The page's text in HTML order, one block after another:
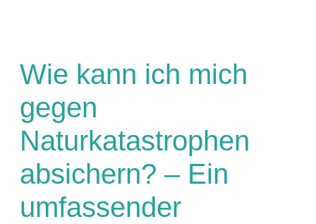
Wie kann ich mich
gegen
Naturkatastrophen
absichern? – Ein
umfassender